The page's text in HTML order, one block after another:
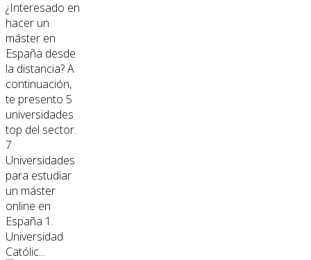
¿Interesado en
hacer un
máster en
España desde
la distancia? A
continuación,
te presento 5
universidades
top del sector.
7
Universidades
para estudiar
un máster
online en
España 1.
Universidad
Católic...